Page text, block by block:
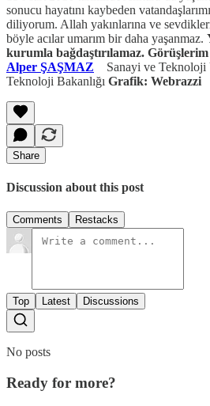
sonucu hayatını kaybeden
diliyorum. Allah yakınlarına ve
böyle acılar umarım bir daha yaşanmaz.
kurumla bağdaştırılamaz.
Alper ŞAŞMAZ Sanayi ve Teknoloji
Teknoloji Bakanlığı Grafik: Webrazzi
Share
Discussion about this post
Comments Restacks
Top Latest Discussions
No posts
Ready for more?